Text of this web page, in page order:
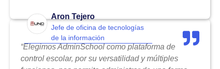
Aron Tejero
Jefe de oficina de tecnologías
de la información
“Elegimos AdminSchool como plataforma de
control escolar, por su versatilidad y múltiples